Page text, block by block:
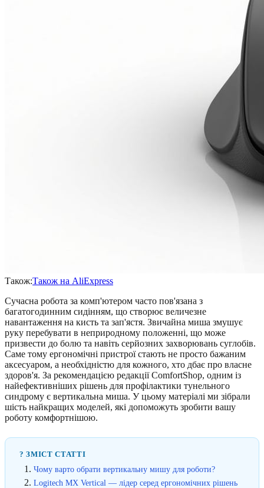
Також:Також на AliExpress
Сучасна робота за комп'ютером часто пов'язана з
багатогодинним сидінням, що створює величезне
навантаження на кисть та зап'ястя. Звичайна миша змушує
руку перебувати в неприродному положенні, що може
призвести до болю та навіть серйозних захворювань суглобів.
Саме тому ергономічні пристрої стають не просто бажаним
аксесуаром, а необхідністю для кожного, хто дбає про власне
здоров'я. За рекомендацією редакції ComfortShop, одним із
найефективніших рішень для профілактики тунельного
синдрому є вертикальна миша. У цьому матеріалі ми зібрали
шість найкращих моделей, які допоможуть зробити вашу
роботу комфортнішою.
? ЗМІСТ СТАТТІ
Чому варто обрати вертикальну мишу для роботи?
Logitech MX Vertical — лідер серед ергономічних рішень